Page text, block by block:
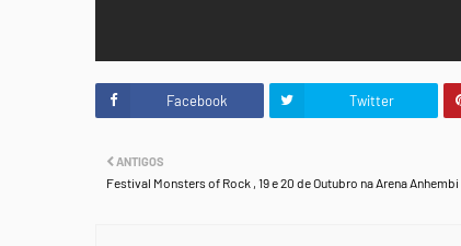
Facebook Twitter
ANTIGOS
Festival Monsters of Rock , 19 e 20 de Outubro na Arena Anhembi